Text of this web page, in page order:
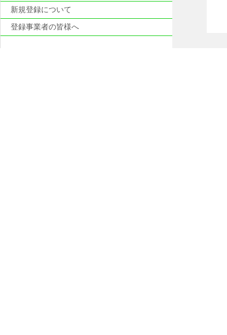
新規登録について
登録事業者の皆様へ